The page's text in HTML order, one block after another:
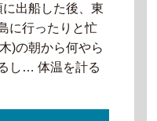
出船した後、東
に行ったりと忙
)の朝から何やら
し… 体温を計る